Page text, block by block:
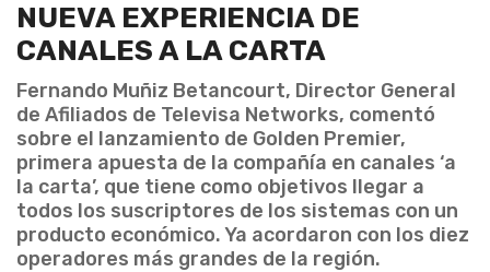
NUEVA EXPERIENCIA DE
CANALES A LA CARTA
Fernando Muñiz Betancourt, Director General
de Afiliados de Televisa Networks, comentó
sobre el lanzamiento de Golden Premier,
primera apuesta de la compañía en canales ‘a
la carta’, que tiene como objetivos llegar a
todos los suscriptores de los sistemas con un
producto económico. Ya acordaron con los diez
operadores más grandes de la región.